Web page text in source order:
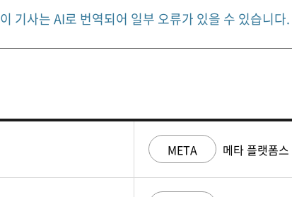
이 기사는 AI로 번역되어 일부 오류가 있을 수 있습니다.
META 메타 플랫폼